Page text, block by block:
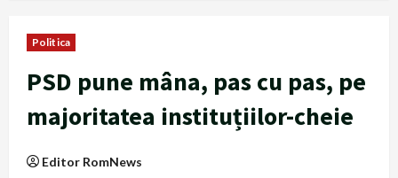
Politica
PSD pune mâna, pas cu pas, pe
majoritatea instituțiilor-cheie
Editor RomNews